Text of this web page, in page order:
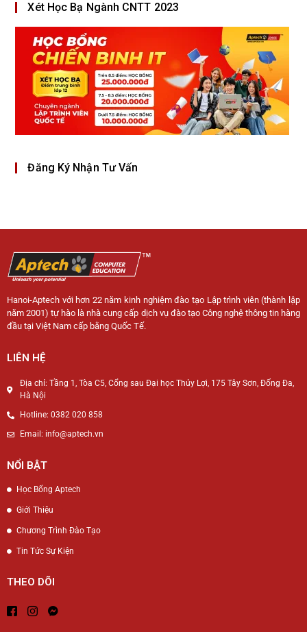
Xét Học Bạ Ngành CNTT 2023
Đăng Ký Nhận Tư Vấn
Hanoi-Aptech với hơn 22 năm kinh nghiệm đào tạo Lập trình viên (thành lập
năm 2001) tự hào là nhà cung cấp dịch vụ đào tạo Công nghệ thông tin hàng
đầu tại Việt Nam cấp bằng Quốc Tế.
LIÊN HỆ
Địa chỉ: Tầng 1, Tòa C5, Cổng sau Đại học Thủy Lợi, 175 Tây Sơn, Đống Đa,
Hà Nội
Hotline: 0382 020 858
Email: info@aptech.vn
NỔI BẬT
Học Bổng Aptech
Giới Thiệu
Chương Trình Đào Tạo
Tin Tức Sự Kiện
THEO DÕI